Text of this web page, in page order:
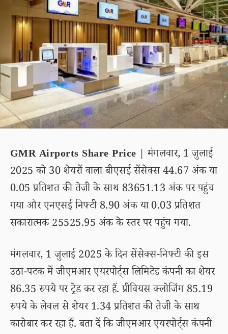
GMR Airports Share Price | मंगलवार, 1 जुलाई
2025 को 30 शेयरों वाला बीएसई सेंसेक्स 44.67 अंक या
0.05 प्रतिशत की तेजी के साथ 83651.13 अंक पर पहुंच
गया और एनएसई निफ्टी 8.90 अंक या 0.03 प्रतिशत
सकारात्मक 25525.95 अंक के स्तर पर पहुंच गया.
मंगलवार, 1 जुलाई 2025 के दिन सेंसेक्स-निफ्टी की इस
उठा-पटक में जीएमआर एयरपोर्ट्स लिमिटेड कंपनी का शेयर
86.35 रुपये पर ट्रेड कर रहा हैं. प्रीवियस क्लोजिंग 85.19
रुपये के लेवल से शेयर 1.34 प्रतिशत की तेजी के साथ
कारोबार कर रहा हैं. बता दें कि जीएमआर एयरपोर्ट्स कंपनी